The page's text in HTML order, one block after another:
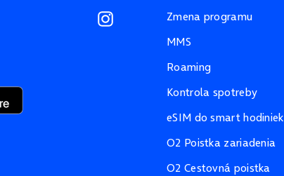
Zmena programu
MMS
Roaming
Kontrola spotreby
eSIM do smart hodiniek
O2 Poistka zariadenia
O2 Cestovná poistka